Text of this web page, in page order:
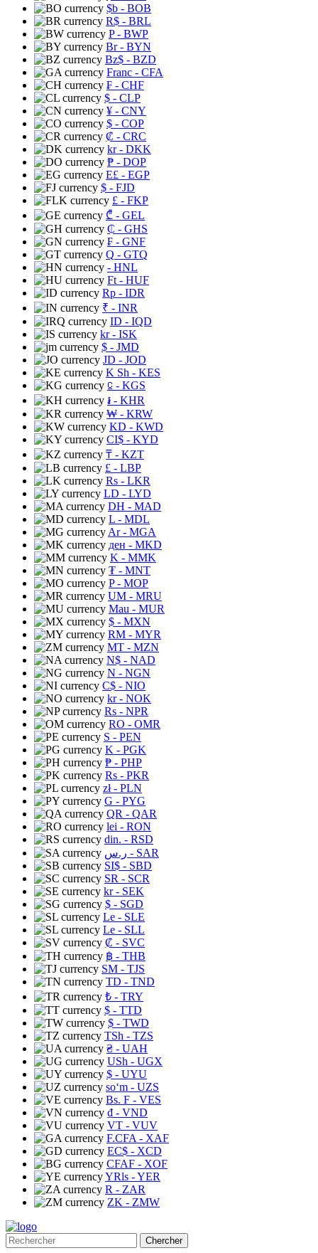
$b - BOB
R$ - BRL
P- BWP
Br- BYN
Bz$ - BZD
Franc - CFA
₣ - CHF
$ - CLP
¥ - CNY
$ - COP
₡ - CRC
kr- DKK
₱ - DOP
E£ - EGP
$ - FJD
£ - FKP
₾ - GEL
₵ - GHS
₣ - GNF
Q - GTQ
- HNL
Ft - HUF
Rp - IDR
₹ - INR
ID - IQD
kr- ISK
$ - JMD
JD - JOD
K Sh - KES
⃀ - KGS
៛ - KHR
₩ - KRW
KD - KWD
CI$ - KYD
₸ - KZT
£ - LBP
Rs - LKR
LD - LYD
DH - MAD
L - MDL
Ar- MGA
ден - MKD
K - MMK
₮ - MNT
P- MOP
UM - MRU
Mau - MUR
$ - MXN
RM - MYR
MT - MZN
N$ - NAD
N - NGN
C$ - NIO
kr- NOK
Rs - NPR
RO - OMR
S - PEN
K - PGK
₱ - PHP
Rs - PKR
zł- PLN
G - PYG
QR - QAR
lei - RON
din. - RSD
ر.س - SAR
SI$ - SBD
SR - SCR
kr- SEK
$ - SGD
Le - SLE
Le - SLL
₡ - SVC
฿ - THB
ЅМ - TJS
TD - TND
₺ - TRY
$ - TTD
$ - TWD
TSh - TZS
₴ - UAH
USh - UGX
$ - UYU
soʻm - UZS
Bs. F - VES
₫ - VND
VT - VUV
F.CFA - XAF
EC$ - XCD
CFAF - XOF
YRls - YER
R - ZAR
ZK - ZMW
Chercher